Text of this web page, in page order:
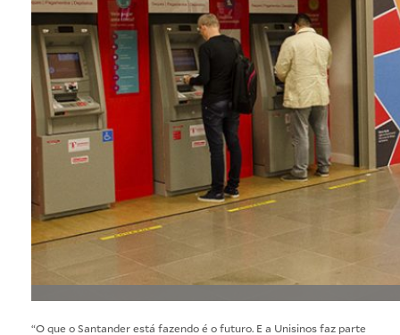
“O que o Santander está fazendo é o futuro. E a Unisinos faz parte